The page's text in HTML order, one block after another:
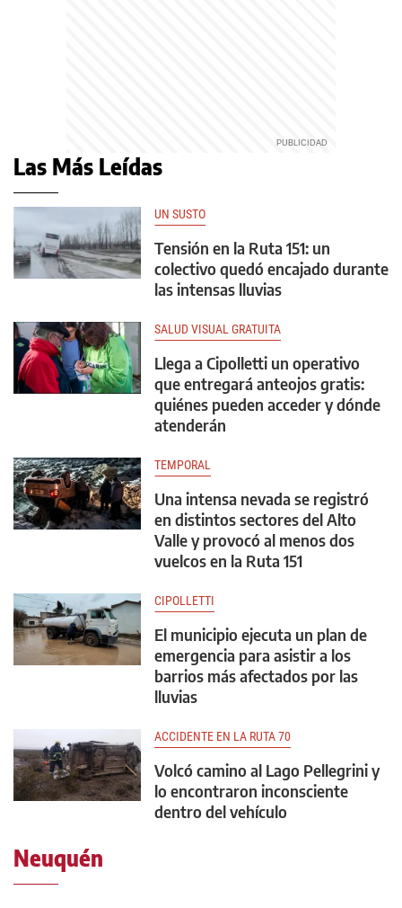
Las Más Leídas
UN SUSTO
Tensión en la Ruta 151: un
colectivo quedó encajado durante
las intensas lluvias
SALUD VISUAL GRATUITA
Llega a Cipolletti un operativo
que entregará anteojos gratis:
quiénes pueden acceder y dónde
atenderán
TEMPORAL
Una intensa nevada se registró
en distintos sectores del Alto
Valle y provocó al menos dos
vuelcos en la Ruta 151
CIPOLLETTI
El municipio ejecuta un plan de
emergencia para asistir a los
barrios más afectados por las
lluvias
ACCIDENTE EN LA RUTA 70
Volcó camino al Lago Pellegrini y
lo encontraron inconsciente
dentro del vehículo
Neuquén